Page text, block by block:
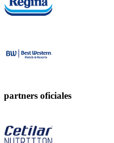
partners oficiales